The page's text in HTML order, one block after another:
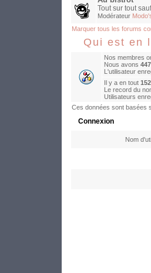
Tout sur tout
Modérateur
Marquer tous les forums
Qui est en
Nos membres
Nous avons
L'utilisateur
Il y a en tout 152
Le record du
Utilisateurs
Ces données sont basées
Connexion
Nom